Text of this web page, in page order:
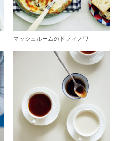
マッシュルームのドフィノワ